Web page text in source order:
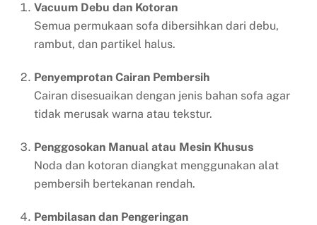
Vacuum Debu dan Kotoran
Semua permukaan sofa dibersihkan dari debu,
rambut, dan partikel halus.
Penyemprotan Cairan Pembersih
Cairan disesuaikan dengan jenis bahan sofa agar
tidak merusak warna atau tekstur.
Penggosokan Manual atau Mesin Khusus
Noda dan kotoran diangkat menggunakan alat
pembersih bertekanan rendah.
Pembilasan dan Pengeringan